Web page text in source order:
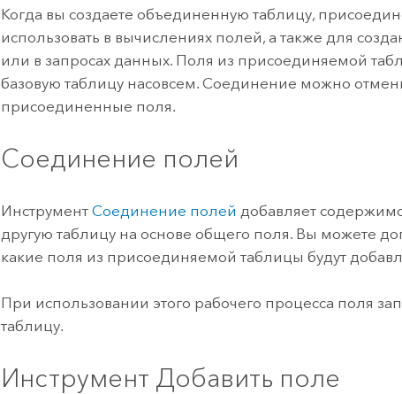
Когда вы создаете объединенную таблицу,
использовать в вычислениях полей, а также для
или в запросах данных. Поля из присоединяемой
базовую таблицу насовсем. Соединение можно
присоединенные поля.
Соединение полей
ИнструментСоединение полей добавляет
другую таблицу на основе общего поля. Вы можете
какие поля из присоединяемой таблицы будут
При использовании этого рабочего процесса поля
таблицу.
Инструмент Добавить поле